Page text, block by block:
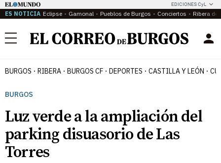
EDICIONES CyL
ES NOTICIA Eclipse Gamonal Pueblos de Burgos Conciertos Ribera del
Menú
BURGOS RIBERA BURGOS CF DEPORTES CASTILLA Y LEÓN
BURGOS
Luz verde a la ampliación del
parking disuasorio de Las
Torres